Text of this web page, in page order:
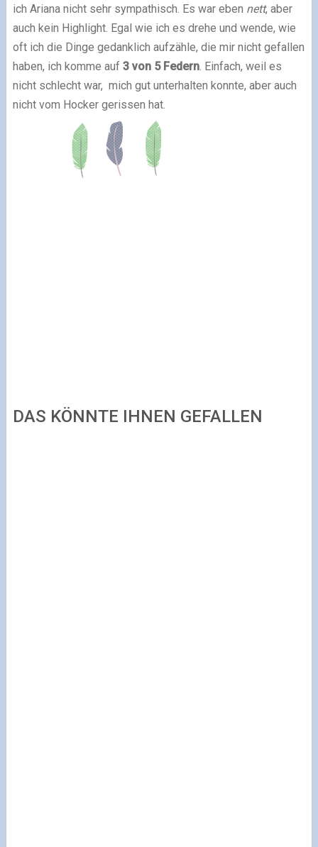
ich Ariana nicht sehr sympathisch. Es war eben nett, aber
auch kein Highlight. Egal wie ich es drehe und wende, wie
oft ich die Dinge gedanklich aufzähle, die mir nicht gefallen
haben, ich komme auf 3 von 5 Federn. Einfach, weil es
nicht schlecht war, mich gut unterhalten konnte, aber auch
nicht vom Hocker gerissen hat.
DAS KÖNNTE IHNEN GEFALLEN